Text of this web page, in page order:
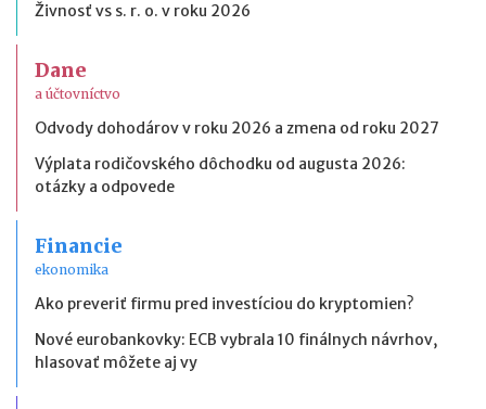
Živnosť vs s. r. o. v roku 2026
Dane
a účtovníctvo
Odvody dohodárov v roku 2026 a zmena od roku 2027
Výplata rodičovského dôchodku od augusta 2026:
otázky a odpovede
Financie
ekonomika
Ako preveriť firmu pred investíciou do kryptomien?
Nové eurobankovky: ECB vybrala 10 finálnych návrhov,
hlasovať môžete aj vy